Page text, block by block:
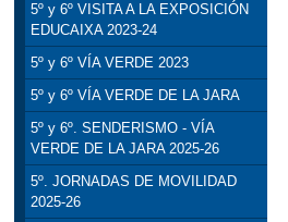
5º y 6º VISITA A LA EXPOSICIÓN
EDUCAIXA 2023-24
5º y 6º VÍA VERDE 2023
5º y 6º VÍA VERDE DE LA JARA
5º y 6º. SENDERISMO - VÍA
VERDE DE LA JARA 2025-26
5º. JORNADAS DE MOVILIDAD
2025-26